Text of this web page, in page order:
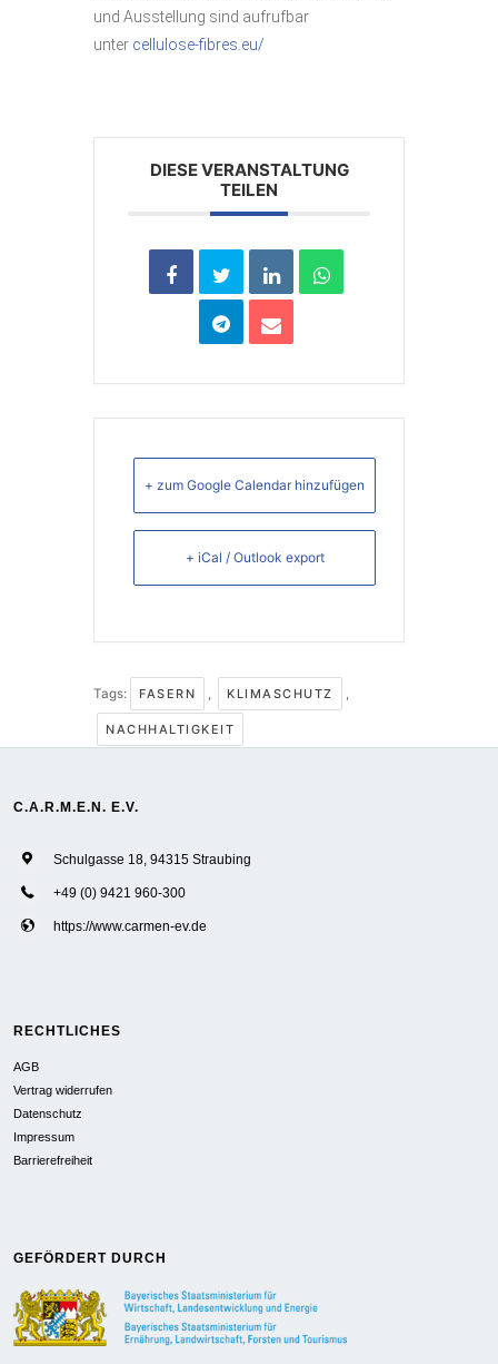
und Ausstellung sind aufrufbar
unter cellulose-fibres.eu/
DIESE VERANSTALTUNG
TEILEN
+ zum Google Calendar hinzufügen
+ iCal / Outlook export
Tags: FASERN , KLIMASCHUTZ ,
NACHHALTIGKEIT
C.A.R.M.E.N. E.V.
Schulgasse 18, 94315 Straubing
+49 (0) 9421 960-300
https://www.carmen-ev.de
RECHTLICHES
AGB
Vertrag widerrufen
Datenschutz
Impressum
Barrierefreiheit
GEFÖRDERT DURCH